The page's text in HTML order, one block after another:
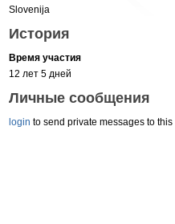
Slovenija
История
Время участия
12 лет 5 дней
Личные сообщения
login to send private messages to this